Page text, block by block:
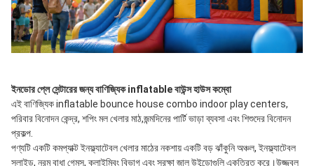
ইনডোর প্লে সেন্টারের জন্য বাণিজ্যিক inflatable বাউন্স হাউস কম্বো
এই বাণিজ্যিক inflatable bounce house combo indoor play centers,
পরিবার বিনোদন কেন্দ্র, শপিং মল খেলার মাঠ,জন্মদিনের পার্টি ভাড়া ব্যবসা এবং শিশুদের বিনোদন
প্রকল্প.
পণ্যটি একটি কমপ্যাক্ট ইনফ্ল্যাটেবল খেলার মাঠের নকশায় একটি বড় ঝাঁকুনি অঞ্চল, ইনফ্ল্যাটেবল
স্লাইড, নরম বাধা গেমস, ক্লাইম্বিং বিভাগ এবং সুরক্ষা জাল উইন্ডোগুলি একত্রিত করে।উজ্জ্বল